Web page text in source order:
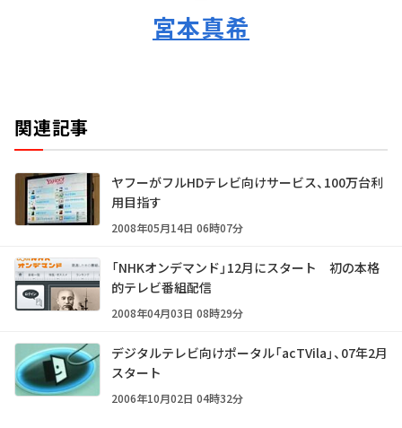
宮本真希
関連記事
ヤフーがフルHDテレビ向けサービス、100万台利
用目指す
2008年05月14日 06時07分
「NHKオンデマンド」12月にスタート 初の本格
的テレビ番組配信
2008年04月03日 08時29分
デジタルテレビ向けポータル「acTVila」、07年2月
スタート
2006年10月02日 04時32分